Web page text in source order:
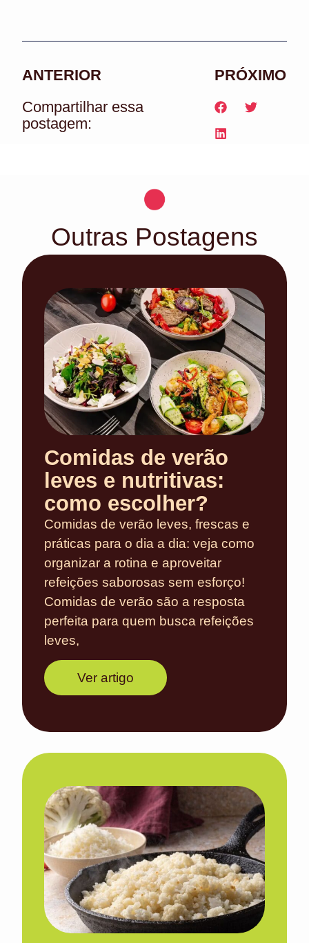
ANTERIOR
PRÓXIMO
Compartilhar essa
postagem:
Outras Postagens
Comidas de verão
leves e nutritivas:
como escolher?
Comidas de verão leves, frescas e
práticas para o dia a dia: veja como
organizar a rotina e aproveitar
refeições saborosas sem esforço!
Comidas de verão são a resposta
perfeita para quem busca refeições
leves,
Ver artigo